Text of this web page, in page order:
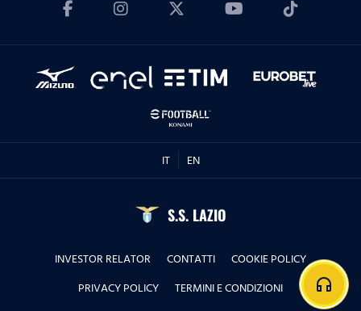
IT EN
S.S. LAZIO
INVESTOR RELATOR CONTATTI
COOKIE POLICY
PRIVACY POLICY
TERMINI E CONDIZIONI headphones